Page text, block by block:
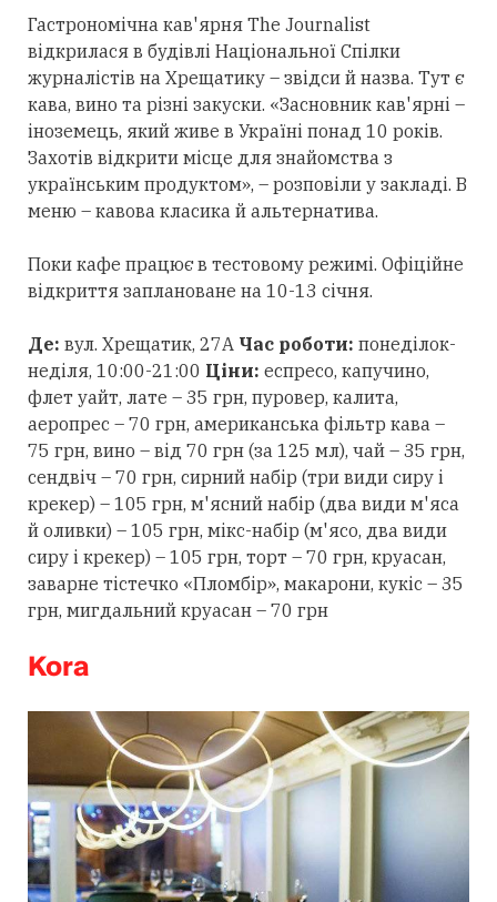
Гастрономічна кав'ярня The Journalist
відкрилася в будівлі Національної Спілки
журналістів на Хрещатику – звідси й назва. Тут є
кава, вино та різні закуски. «Засновник кав'ярні –
іноземець, який живе в Україні понад 10 років.
Захотів відкрити місце для знайомства з
українським продуктом», – розповіли у закладі. В
меню – кавова класика й альтернатива.
Поки кафе працює в тестовому режимі. Офіційне
відкриття заплановане на 10-13 січня.
Де: вул. Хрещатик, 27А Час роботи: понеділок-
неділя, 10:00-21:00 Ціни: еспресо, капучино,
флет уайт, лате – 35 грн, пуровер, калита,
аеропрес – 70 грн, американська фільтр кава –
75 грн, вино – від 70 грн (за 125 мл), чай – 35 грн,
сендвіч – 70 грн, сирний набір (три види сиру і
крекер) – 105 грн, м'ясний набір (два види м'яса
й оливки) – 105 грн, мікс-набір (м'ясо, два види
сиру і крекер) – 105 грн, торт – 70 грн, круасан,
заварне тістечко «Пломбір», макарони, кукіс – 35
грн, мигдальний круасан – 70 грн
Kora